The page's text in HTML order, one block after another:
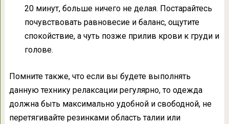
20 минут, больше ничего не делая. Постарайтесь
почувствовать равновесие и баланс, ощутите
спокойствие, а чуть позже прилив крови к груди и
голове.
Помните также, что если вы будете выполнять
данную технику релаксации регулярно, то одежда
должна быть максимально удобной и свободной, не
перетягивайте резинками область талии или